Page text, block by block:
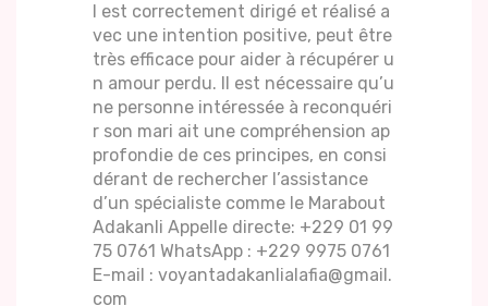
l est correctement dirigé et réalisé a
vec une intention positive, peut être
très efficace pour aider à récupérer u
n amour perdu. Il est nécessaire qu’u
ne personne intéressée à reconquéri
r son mari ait une compréhension ap
profondie de ces principes, en consi
dérant de rechercher l’assistance
d’un spécialiste comme le Marabout
Adakanli Appelle directe: +229 01 99
75 0761 WhatsApp : +229 9975 0761
E-mail : voyantadakanlialafia@gmail.
com